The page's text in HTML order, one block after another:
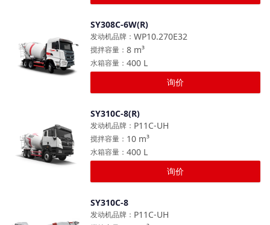
SY308C-6W(R)
WP10.270E32
发动机品牌 ：
8 m³
搅拌容量 ：
400 L
水箱容量 ：
询价
SY310C-8(R)
P11C-UH
发动机品牌 ：
10 m³
搅拌容量 ：
400 L
水箱容量 ：
询价
SY310C-8
P11C-UH
发动机品牌 ：